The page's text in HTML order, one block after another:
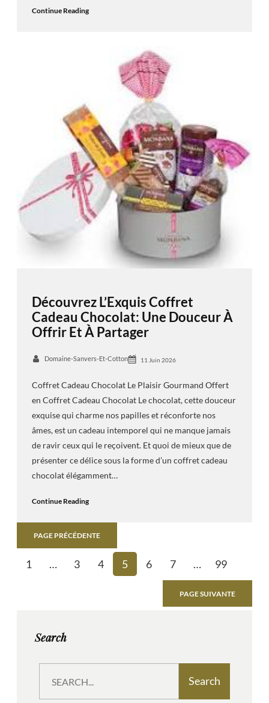
Continue Reading
Découvrez L’Exquis Coffret
Cadeau Chocolat: Une Douceur À
Offrir Et À Partager
Domaine-Sanvers-Et-Cotton 11 Juin 2026
Coffret Cadeau Chocolat Le Plaisir Gourmand Offert
en Coffret Cadeau Chocolat Le chocolat, cette douceur
exquise qui charme nos papilles et réconforte nos
âmes, est un cadeau intemporel qui ne manque jamais
de ravir ceux qui le reçoivent. Et quoi de mieux que de
présenter ce délice sous la forme d’un coffret cadeau
chocolat élégamment…
Continue Reading
PAGE PRÉCÉDENTE
1 … 3 4 5 6 7 … 99
PAGE SUIVANTE
Search
a
Search